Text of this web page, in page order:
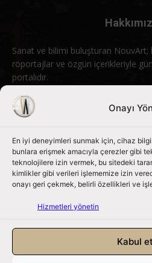
Onayı
En iyi deneyimleri sunmak için, cihaz
bunlara erişmek amacıyla çerezler gibi
teknolojilere izin vermek, bu sitedeki
kimlikler gibi verileri işlememize izin
onayı geri çekmek, belirli özellikleri ve
Hizmetleri yönetin
Kabul et
Sanat ve bilimi buluşturan
röportajlar ve özgün içerikleriyle
portalıdır.
Bizimle iletişime geçin:
Bizi Takip